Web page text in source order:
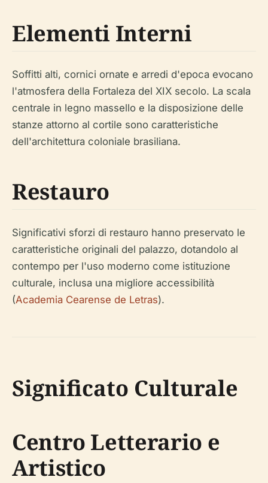
Elementi Interni
Soffitti alti, cornici ornate e arredi d'epoca evocano
l'atmosfera della Fortaleza del XIX secolo. La scala
centrale in legno massello e la disposizione delle
stanze attorno al cortile sono caratteristiche
dell'architettura coloniale brasiliana.
Restauro
Significativi sforzi di restauro hanno preservato le
caratteristiche originali del palazzo, dotandolo al
contempo per l'uso moderno come istituzione
culturale, inclusa una migliore accessibilità
(Academia Cearense de Letras).
Significato Culturale
Centro Letterario e
Artistico